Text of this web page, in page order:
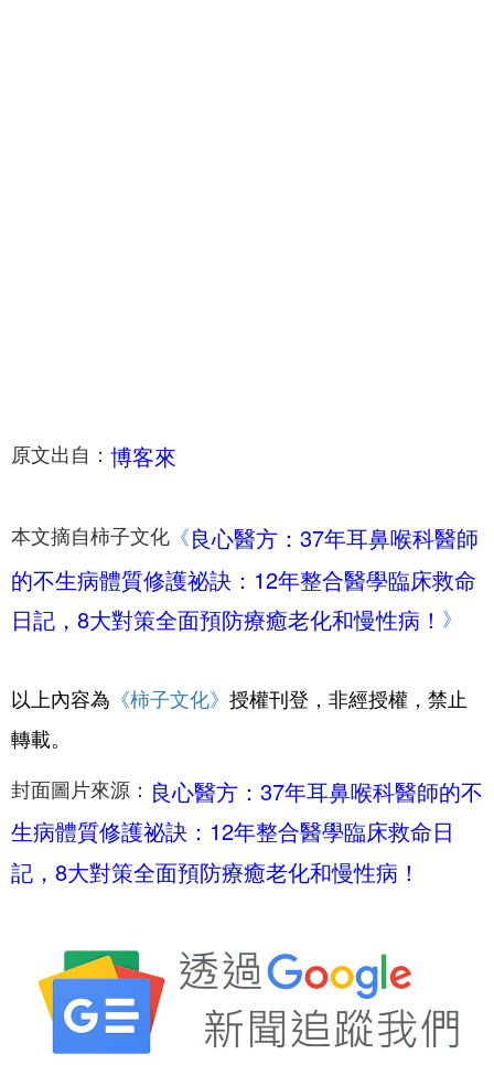
原文出自： 博客來
本文摘自柿子文化 《 良心醫方：37年耳鼻喉科醫師
的不生病體質修護祕訣：12年整合醫學臨床救命
日記，8大對策全面預防療癒老化和慢性病！ 》
以上內容為 《柿子文化》 授權刊登，非經授權，禁止
轉載。
封面圖片來源： 良心醫方：37年耳鼻喉科醫師的不
生病體質修護祕訣：12年整合醫學臨床救命日
記，8大對策全面預防療癒老化和慢性病！